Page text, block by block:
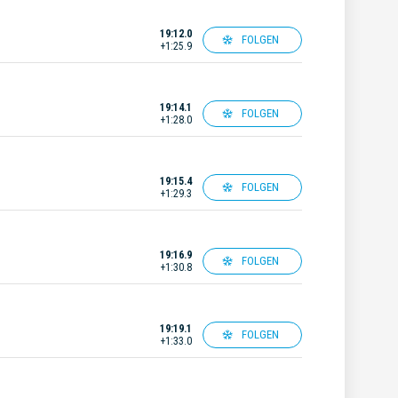
19:12.0
+1:25.9
FOLGEN
19:14.1
+1:28.0
FOLGEN
19:15.4
+1:29.3
FOLGEN
19:16.9
+1:30.8
FOLGEN
19:19.1
+1:33.0
FOLGEN